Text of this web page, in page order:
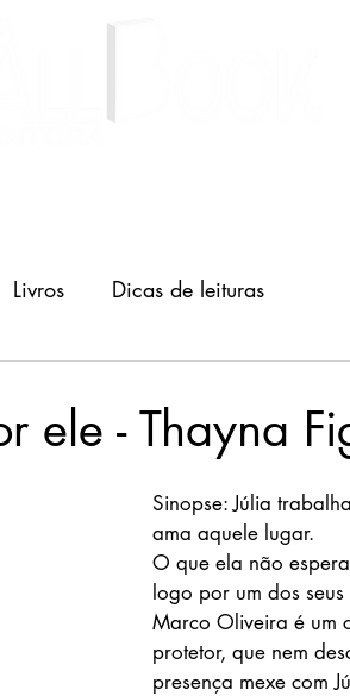
Livros Dicas de leituras
ele - Thayna
Sinopse: Júlia
ama aquele lugar.
O que ela não
logo por um dos seus
Marco Oliveira é um
protetor, que nem
presença mexe com